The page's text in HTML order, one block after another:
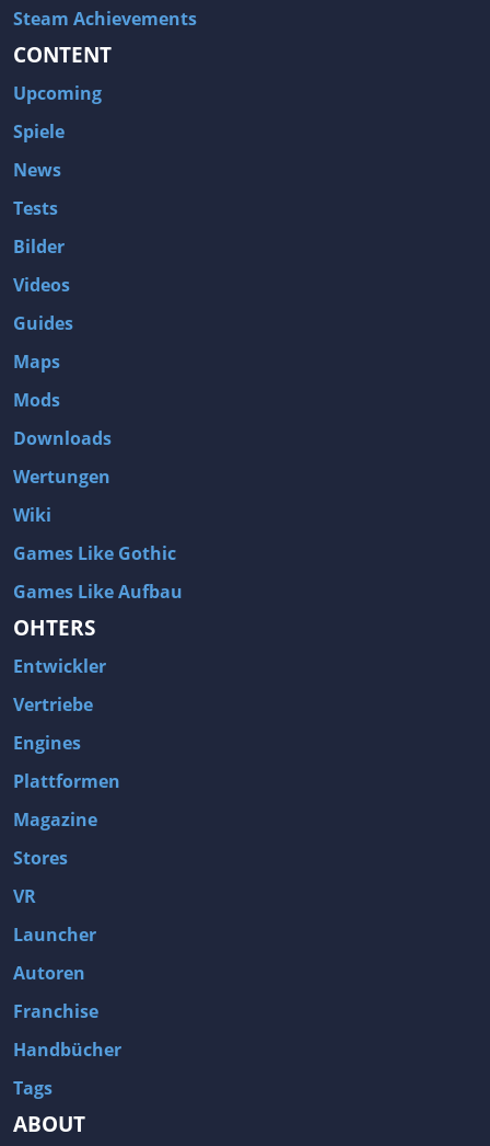
Steam Achievements
CONTENT
Upcoming
Spiele
News
Tests
Bilder
Videos
Guides
Maps
Mods
Downloads
Wertungen
Wiki
Games Like Gothic
Games Like Aufbau
OHTERS
Entwickler
Vertriebe
Engines
Plattformen
Magazine
Stores
VR
Launcher
Autoren
Franchise
Handbücher
Tags
ABOUT